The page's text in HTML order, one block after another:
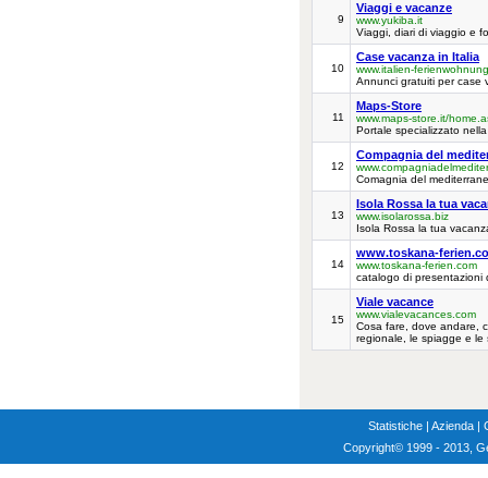
9
Viaggi e vacanze
www.yukiba.it
Viaggi, diari di viaggio e
10
Case vacanza in Italia
www.italien-
Annunci gratuiti per case
11
Maps-Store
www.maps-store.it/
Portale specializzato
12
Compagnia del
Comagnia del
13
Isola Rossa la tua
www.isolarossa.biz
Isola Rossa la tua
14
www.toskana-
www.toskana-ferien.com
catalogo di presentazioni
15
Viale vacance
www.vialevacances.com
Cosa fare, dove andare,
regionale, le spiagge e le
Statistiche | Azienda |
Copyright© 1999 - 2013,